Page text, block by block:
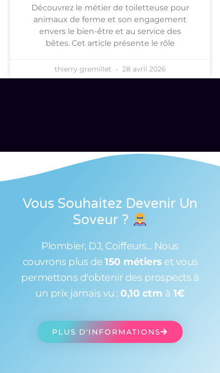
Découvrez le métier de toiletteuse pour
animaux de ferme et son engagement
envers le bien-être et au service des
bêtes. Cet article présente le rôle
thierry gremillet 28 avril 2026
Vous Souhaitez Devenir Un
Soveur ?
Plombier, DJ, Coiffeurs... Nous
couvrons plus de 150 métiers et vous
permettons d'obtenir des prospects à
un prix jamais vu : 0,10 ctm à 1€
PLUS D'INFORMATIONS